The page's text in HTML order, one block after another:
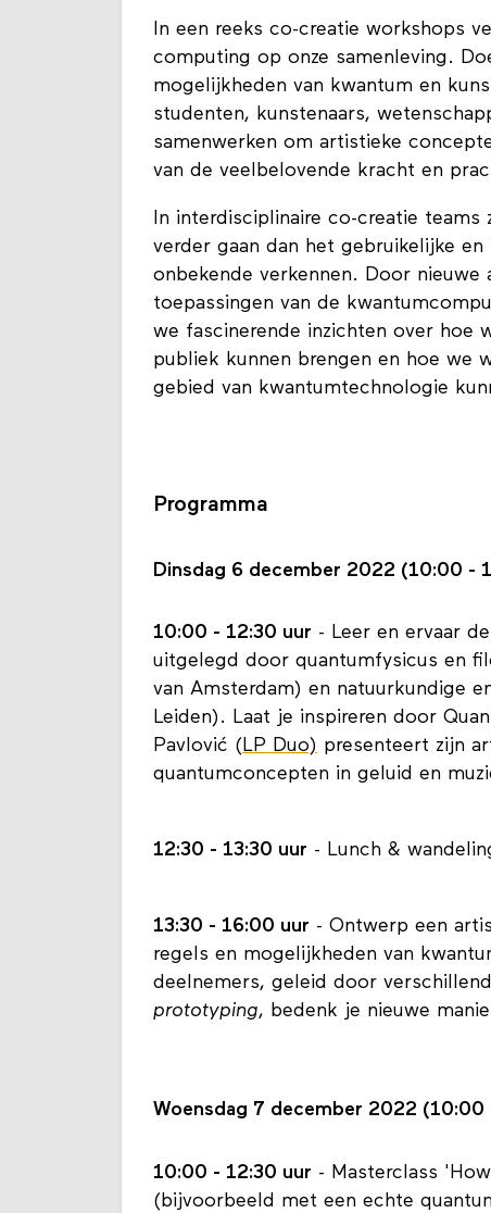
In een reeks co-creatie workshops
computing op onze samenleving.
mogelijkheden van kwantum en
studenten, kunstenaars,
samenwerken om artistieke
van de veelbelovende kracht en
In interdisciplinaire co-creatie teams
verder gaan dan het gebruikelijke en
onbekende verkennen. Door nieuwe
toepassingen van de
we fascinerende inzichten over
publiek kunnen brengen en hoe we
gebied van kwantumtechnologie
Programma
Dinsdag 6 december 2022 (10:00 -
10:00 - 12:30 uur - Leer en ervaar
uitgelegd door quantumfysicus en
van Amsterdam) en natuurkundige
Leiden). Laat je inspireren door
Pavlović (LP Duo) presenteert zijn
quantumconcepten in geluid en
12:30 - 13:30 uur - Lunch &
13:30 - 16:00 uur - Ontwerp een
regels en mogelijkheden van
deelnemers, geleid door
prototyping, bedenk je nieuwe
Woensdag 7 december 2022 (10:00
10:00 - 12:30 uur - Masterclass
(bijvoorbeeld met een echte